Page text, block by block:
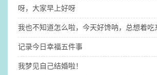
呀，大家早上好呀
我也不知道怎么啦，今天好馋呐，总想着吃
记录今日幸福五件事
我梦见自己结婚啦！